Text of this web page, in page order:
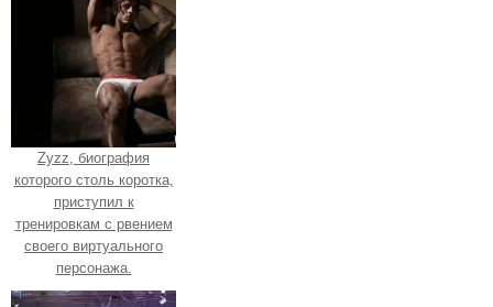
Zyzz, биография
которого столь коротка,
приступил к
тренировкам с рвением
своего виртуального
персонажа.